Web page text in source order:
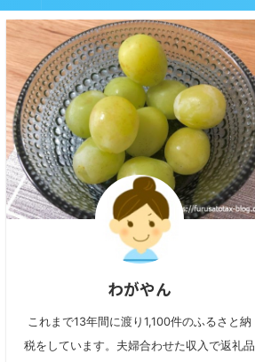
わがやん
これまで13年間に渡り1,100件のふるさと納
税をしています。夫婦合わせた収入で返礼品